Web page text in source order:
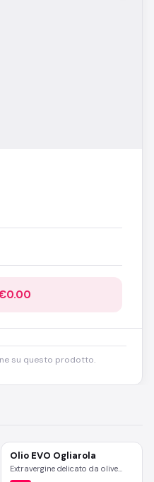
su questo prodotto.
Olio EVO Ogliarola
Extravergine delicato da olive
Ogliarola barese, ideale per